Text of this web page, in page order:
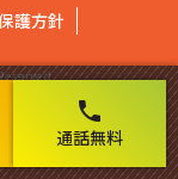
phone
通話無料
護方針